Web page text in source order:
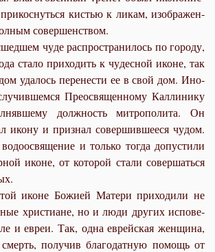
ки­стью к ли­кам, изо­бра­жен­
со­вер­шен­ством.
чу­де рас­про­стра­ни­лось по го­ро­ду,
ста­ло при­хо­дить к чу­дес­ной иконе, так
уда­лось пе­ре­не­сти ее в свой дом. Ино­
Прео­свя­щен­но­му Кал­ли­ни­ку
долж­ность мит­ро­по­ли­та. Он
ико­ну и при­знал со­вер­шив­ше­е­ся чу­дом.
и толь­ко то­гда до­пу­сти­ли
иконе, от ко­то­рой ста­ли со­вер­шать­ся
иконе Бо­жи­ей Ма­те­ри при­хо­ди­ли не
хри­сти­ане, но и лю­ди дру­гих ис­по­ве­
и евреи. Так, од­на ев­рей­ская жен­щи­на,
смерть, по­лу­чив бла­го­дат­ную по­мощь от